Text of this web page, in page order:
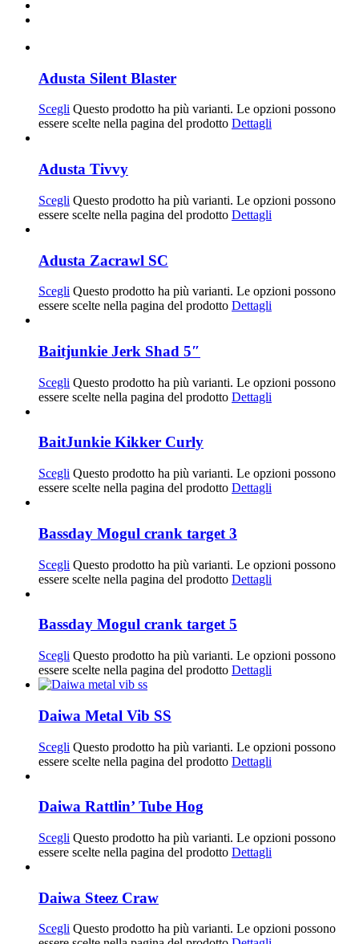
Adusta Silent Blaster
Scegli Questo prodotto ha più varianti. Le opzioni possono
essere scelte nella pagina del prodotto Dettagli
Adusta Tivvy
Scegli Questo prodotto ha più varianti. Le opzioni possono
essere scelte nella pagina del prodotto Dettagli
Adusta Zacrawl SC
Scegli Questo prodotto ha più varianti. Le opzioni possono
essere scelte nella pagina del prodotto Dettagli
Baitjunkie Jerk Shad 5″
Scegli Questo prodotto ha più varianti. Le opzioni possono
essere scelte nella pagina del prodotto Dettagli
BaitJunkie Kikker Curly
Scegli Questo prodotto ha più varianti. Le opzioni possono
essere scelte nella pagina del prodotto Dettagli
Bassday Mogul crank target 3
Scegli Questo prodotto ha più varianti. Le opzioni possono
essere scelte nella pagina del prodotto Dettagli
Bassday Mogul crank target 5
Scegli Questo prodotto ha più varianti. Le opzioni possono
essere scelte nella pagina del prodotto Dettagli
Daiwa Metal Vib SS
Scegli Questo prodotto ha più varianti. Le opzioni possono
essere scelte nella pagina del prodotto Dettagli
Daiwa Rattlin’ Tube Hog
Scegli Questo prodotto ha più varianti. Le opzioni possono
essere scelte nella pagina del prodotto Dettagli
Daiwa Steez Craw
Scegli Questo prodotto ha più varianti. Le opzioni possono